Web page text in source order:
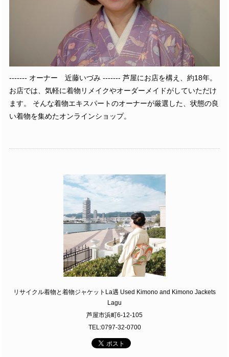
------- オーナー 近藤いづみ ------- 芦屋にお店を構え、約18年。
お店では、気軽に着物リメイクやオーダーメイドがしていただけ
ます。 そんな着物エキスパートのオーナーが厳選した、状態の良
い着物を集めたオンラインショップ。
リサイクル着物と着物ジャケットLa遇 Used Kimono and Kimono Jackets
Lagu
芦屋市浜町6-12-105
TEL:0797-32-0700